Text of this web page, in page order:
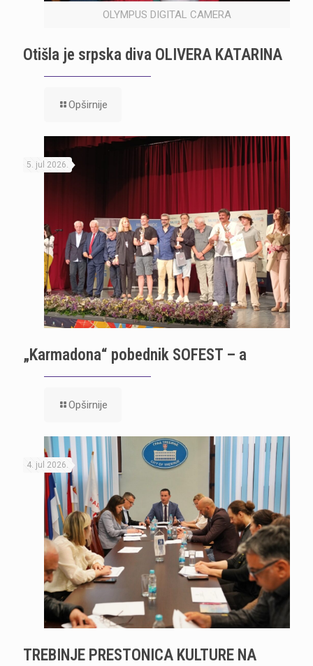
OLYMPUS DIGITAL CAMERA
Otišla je srpska diva OLIVERA KATARINA
Opširnije
5. jul 2026.
„Karmadona“ pobednik SOFEST – a
Opširnije
4. jul 2026.
TREBINJE PRESTONICA KULTURE NA